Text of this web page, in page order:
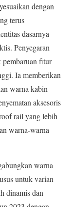
dengan
terus
dasarnya
Penyegaran
pembaruan fitur
Ia memberikan
warna kabin
aksesoris
rail yang lebih
warna-warna
warna
untuk varian
dinamis dan